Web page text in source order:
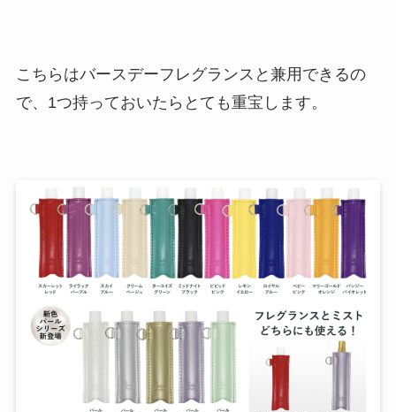
こちらはバースデーフレグランスと兼用できるの
で、1つ持っておいたらとても重宝します。